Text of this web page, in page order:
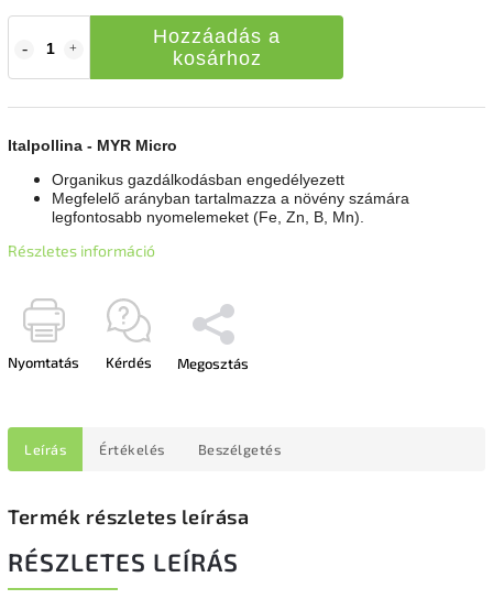
Hozzáadás a
kosárhoz
Italpollina - MYR Micro
Organikus gazdálkodásban engedélyezett
Megfelelő arányban tartalmazza a növény számára
legfontosabb nyomelemeket (Fe, Zn, B, Mn).
Részletes információ
Nyomtatás Kérdés Megosztás
Leírás Értékelés Beszélgetés
Termék részletes leírása
RÉSZLETES LEÍRÁS